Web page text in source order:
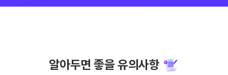
알아두면 좋을 유의사항